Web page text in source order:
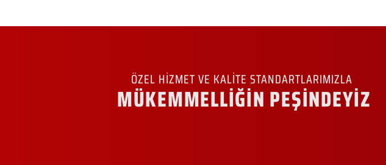
ÖZEL HİZMET VE KALİTE STANDARTLARIMIZLA
MÜKEMMELLİĞİN PEŞİNDEYİZ